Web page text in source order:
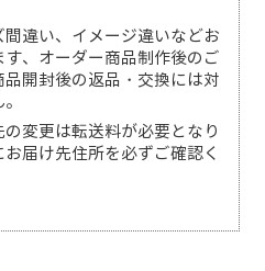
違い、イメージ違いなどお
、オーダー商品制作後のご
開封後の返品・交換には対
変更は転送料が必要となり
届け先住所を必ずご確認く